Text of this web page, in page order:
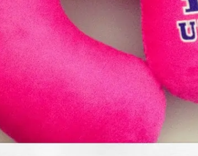
SUCHE